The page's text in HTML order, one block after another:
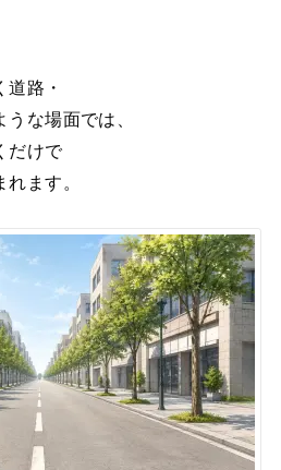
路・
な場面では、
だけで
ます。